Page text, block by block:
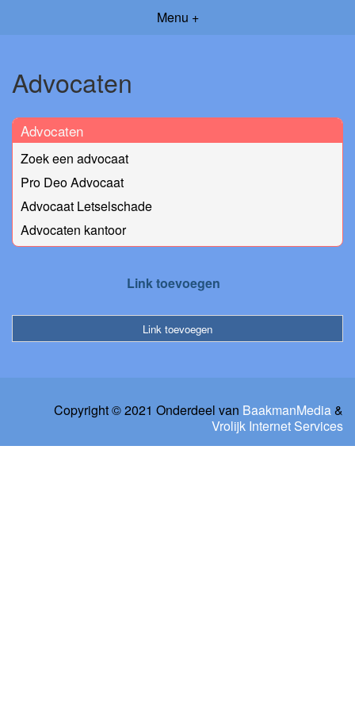
Menu +
Advocaten
Advocaten
Zoek een advocaat
Pro Deo Advocaat
Advocaat Letselschade
Advocaten kantoor
Link toevoegen
Link toevoegen
Copyright © 2021 Onderdeel van BaakmanMedia&
Vrolijk Internet Services